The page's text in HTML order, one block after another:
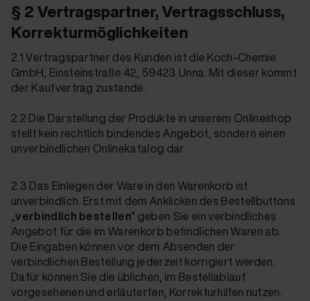
§ 2 Vertragspartner, Vertragsschluss,
Korrekturmöglichkeiten
2.1 Vertragspartner des Kunden ist die Koch-Chemie
GmbH, Einsteinstraße 42, 59423 Unna. Mit dieser kommt
der Kaufvertrag zustande.
2.2 Die Darstellung der Produkte in unserem Onlineshop
stellt kein rechtlich bindendes Angebot, sondern einen
unverbindlichen Onlinekatalog dar.
2.3 Das Einlegen der Ware in den Warenkorb ist
unverbindlich. Erst mit dem Anklicken des Bestellbuttons
„verbindlich bestellen“ geben Sie ein verbindliches
Angebot für die im Warenkorb befindlichen Waren ab.
Die Eingaben können vor dem Absenden der
verbindlichen Bestellung jederzeit korrigiert werden.
Dafür können Sie die üblichen, im Bestellablauf
vorgesehenen und erläuterten, Korrekturhilfen nutzen.